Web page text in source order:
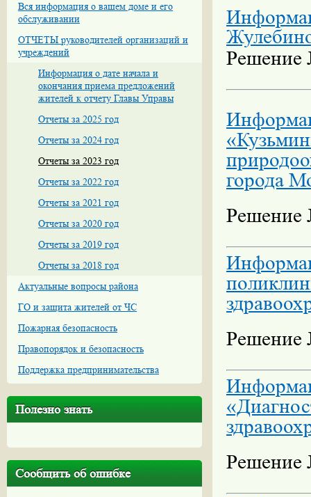
Вся информация о вашем доме и его
обслуживании
ОТЧЕТЫ руководителей организаций и
учреждений
Информация о дате начала и
окончания приема предложений
жителей к отчету Главы Управы
Отчеты за 2025 год
Отчеты за 2024 год
Отчеты за 2023 год
Отчеты за 2022 год
Отчеты за 2021 год
Отчеты за 2020 год
Отчеты за 2019 год
Отчеты за 2018 год
Актуальные вопросы района
ГО и защита жителей от ЧС
Пожарная безопасность
Правопорядок и безопасность
Поддержка предпринимательства
Полезно знать
Сообщить об ошибке
Решение
города
Решение
Решение
Решение